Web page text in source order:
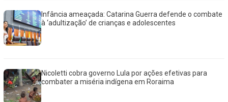
Infância ameaçada: Catarina Guerra defende o combate
à ‘adultização’ de crianças e adolescentes
Nicoletti cobra governo Lula por ações efetivas para
combater a miséria indígena em Roraima